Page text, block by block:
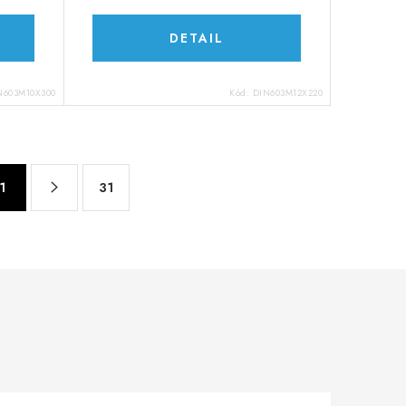
DETAIL
Kód: DIN603M12X220
1 31